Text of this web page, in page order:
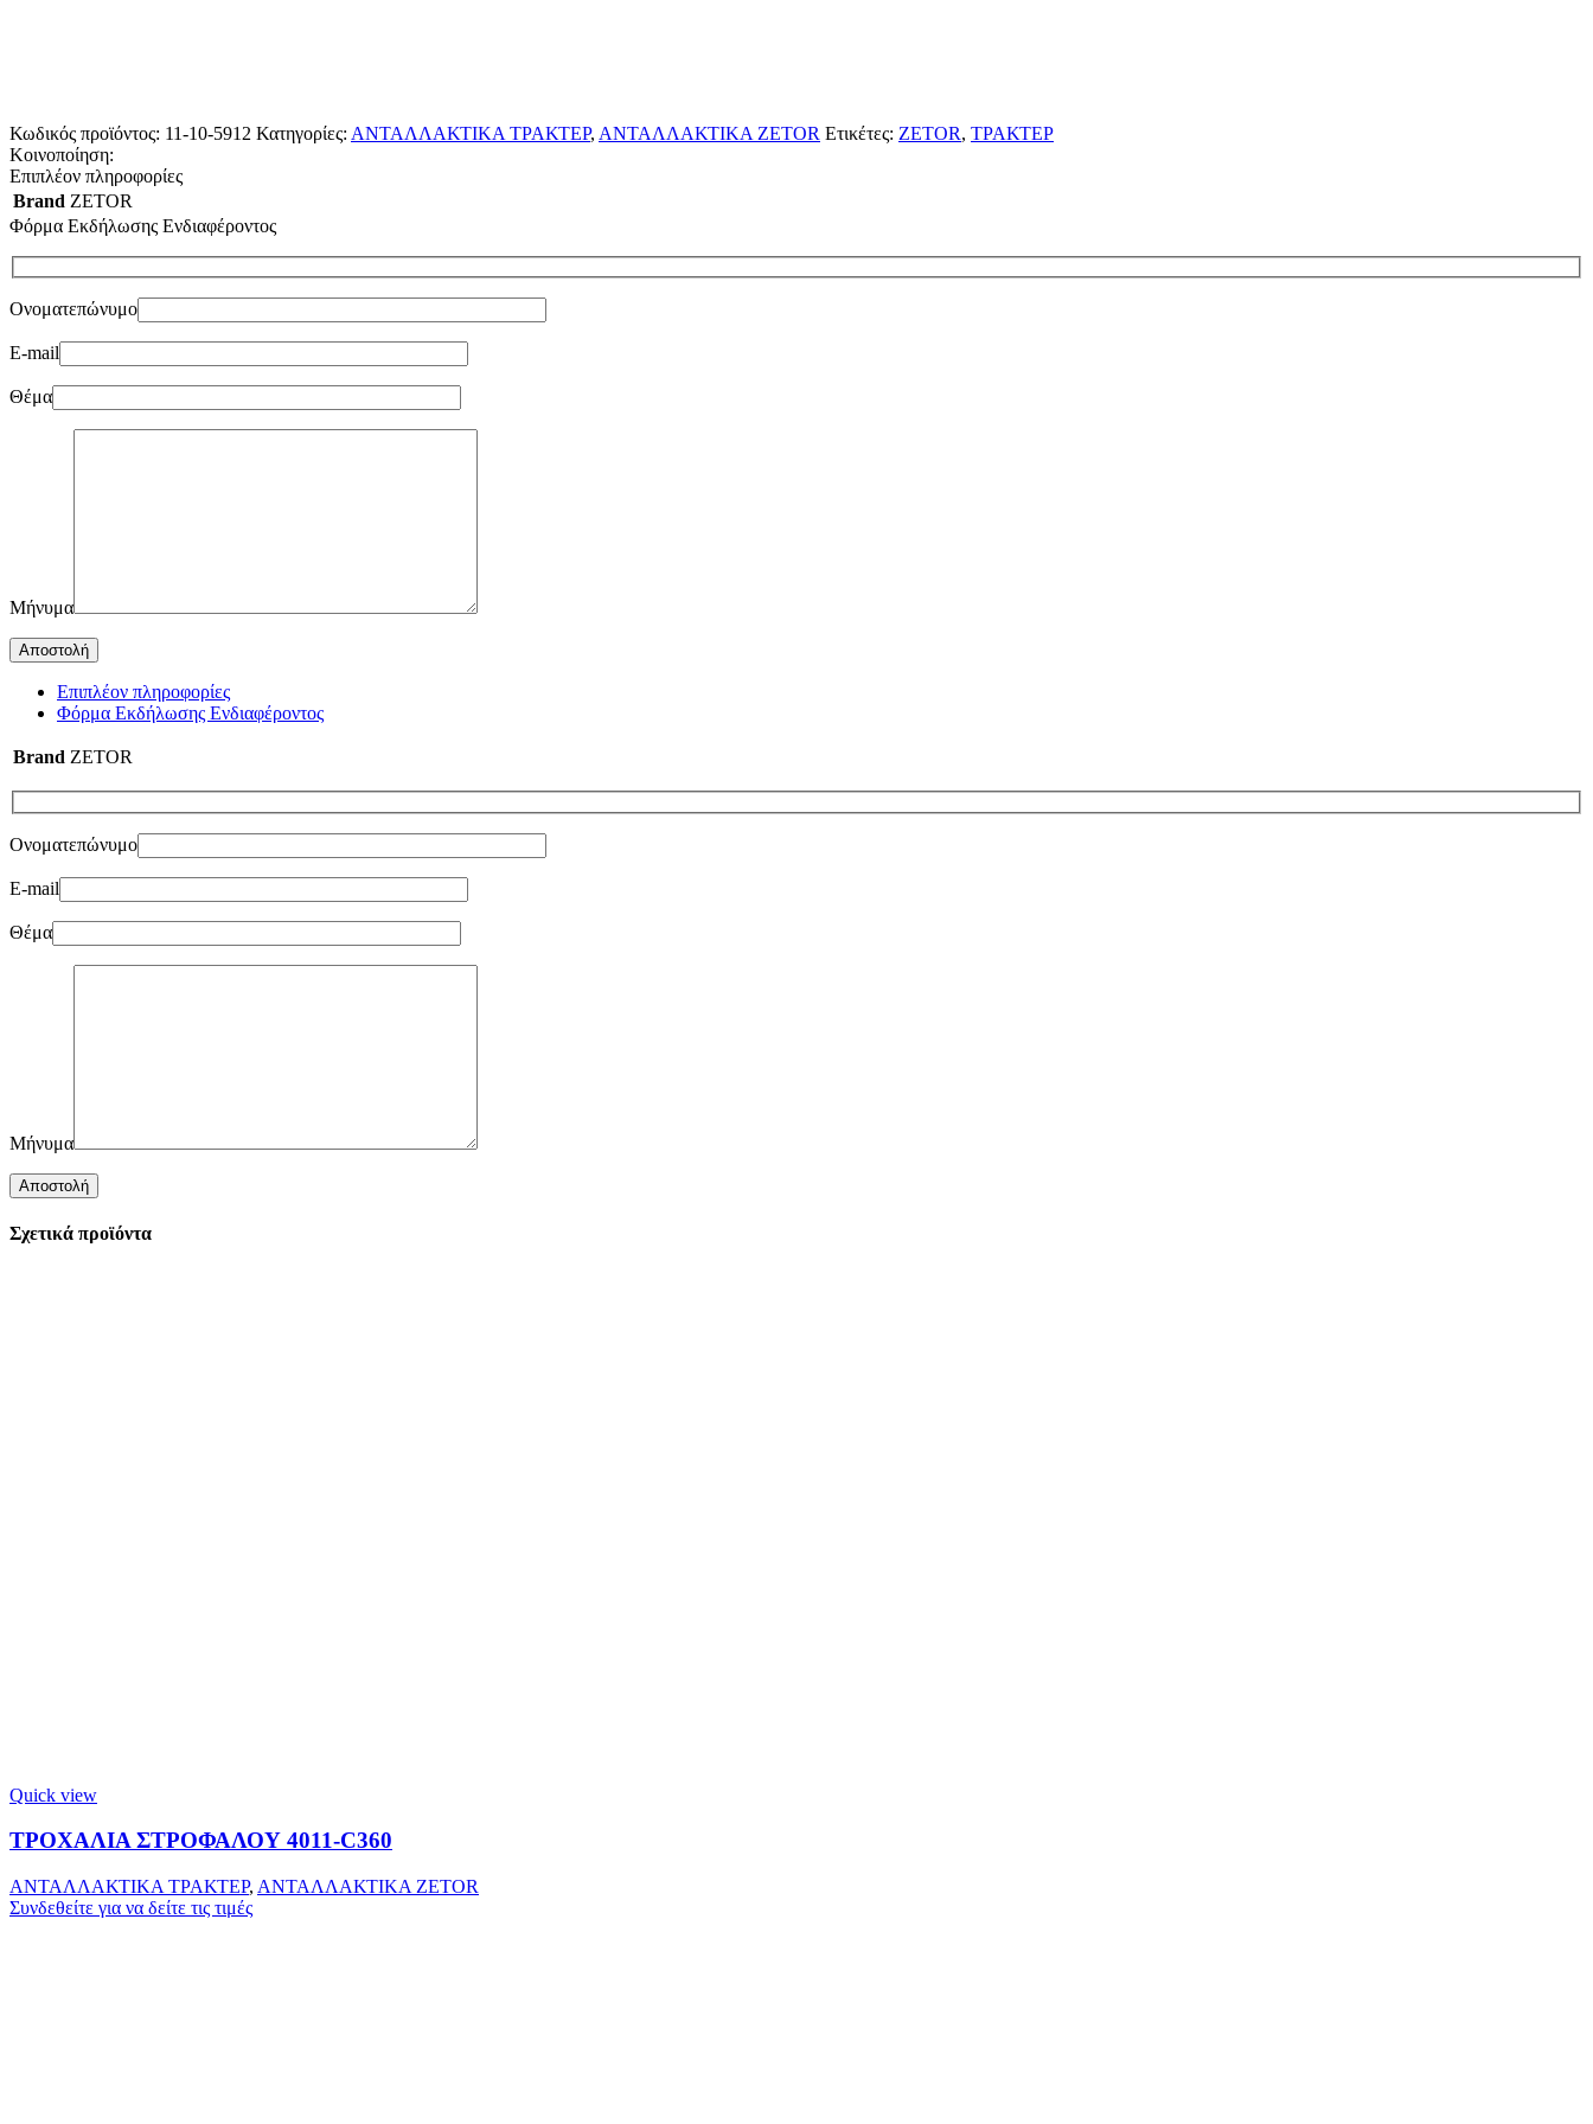
Κωδικός προϊόντος: 11-10-5912 Κατηγορίες: ΑΝΤΑΛΛΑΚΤΙΚΑ ΤΡΑΚΤΕΡ, ΑΝΤΑΛΛΑΚΤΙΚΑ ZETOR Ετικέτες: ZETOR, ΤΡΑΚΤΕΡ
Κοινοποίηση:
Επιπλέον πληροφορίες
Brand ZETOR
Φόρμα Εκδήλωσης Ενδιαφέροντος
Ονοματεπώνυμο
E-mail
Θέμα
Μήνυμα
Επιπλέον πληροφορίες
Φόρμα Εκδήλωσης Ενδιαφέροντος
Brand ZETOR
Ονοματεπώνυμο
E-mail
Θέμα
Μήνυμα
Σχετικά προϊόντα
Quick view
ΤΡΟΧΑΛΙΑ ΣΤΡΟΦΑΛΟΥ 4011-C360
ΑΝΤΑΛΛΑΚΤΙΚΑ ΤΡΑΚΤΕΡ, ΑΝΤΑΛΛΑΚΤΙΚΑ ZETOR
Συνδεθείτε για να δείτε τις τιμές